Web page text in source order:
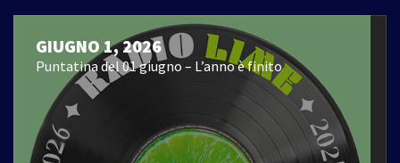
GIUGNO 1, 2026
Puntatina del 01 giugno – L’anno è finito